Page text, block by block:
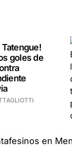
Tatengue!
goles de
en